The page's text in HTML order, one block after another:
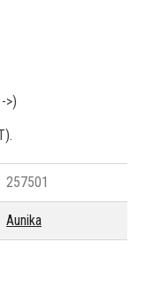
>)
257501
Aunika